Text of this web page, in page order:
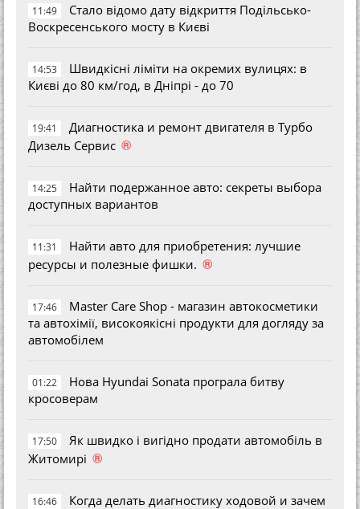
11:49
Стало відомо дату відкриття Подільсько-
Воскресенського мосту в Києві
14:53
Швидкісні ліміти на окремих вулицях: в
Києві до 80 км/год, в Дніпрі - до 70
19:41
Диагностика и ремонт двигателя в Турбо
Дизель Сервис ®
14:25
Найти подержанное авто: секреты выбора
доступных вариантов
11:31
Найти авто для приобретения: лучшие
ресурсы и полезные фишки. ®
17:46
Master Care Shop - магазин автокосметики
та автохімії, високоякісні продукти для догляду за
автомобілем
01:22
Нова Hyundai Sonata програла битву
кросоверам
17:50
Як швидко і вигідно продати автомобіль в
Житомирі ®
16:46
Когда делать диагностику ходовой и зачем